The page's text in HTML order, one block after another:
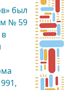
был
№ 59